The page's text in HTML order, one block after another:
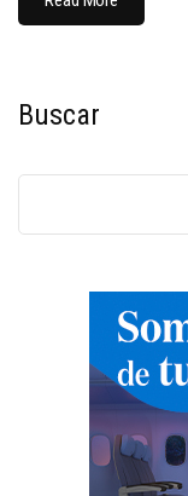
Buscar